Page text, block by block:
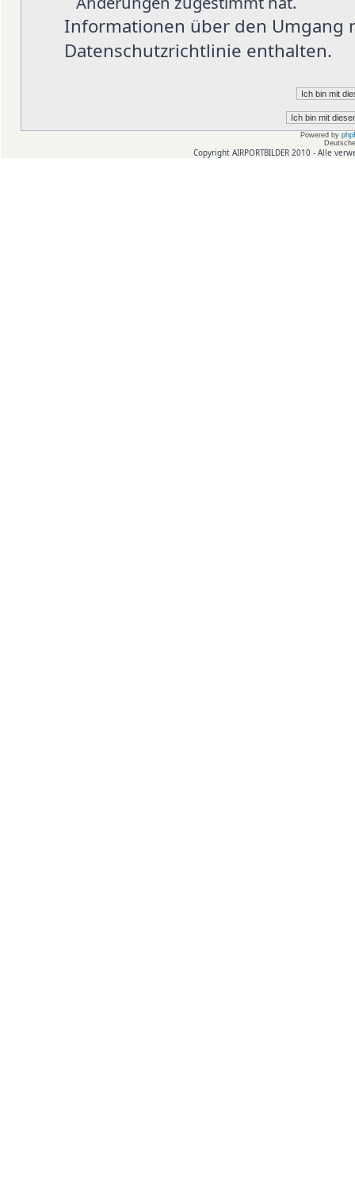
Informationen über den Umgang
Datenschutzrichtlinie enthalten.
Powered by
Copyright AIRPORTBILDER 2010 - Alle